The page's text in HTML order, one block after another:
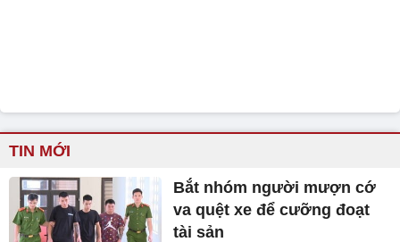
TIN MỚI
Bắt nhóm người mượn cớ
va quệt xe để cưỡng đoạt
tài sản